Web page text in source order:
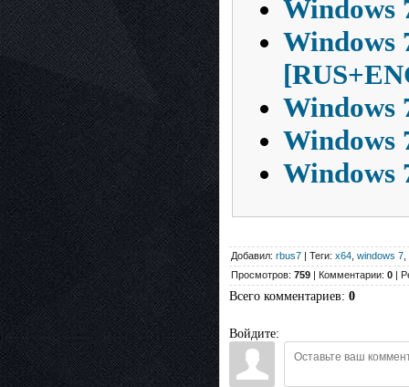
Windows
Windows
Windows
Windows
Windows
Добавил: rbus7 | Теги: x64 windows 7
Просмотров: 759 | Комментарии: 0 |
Всего комментариев: 0
Войдите: